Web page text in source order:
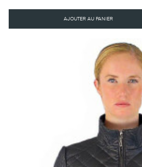
AJOUTER AU PANIER